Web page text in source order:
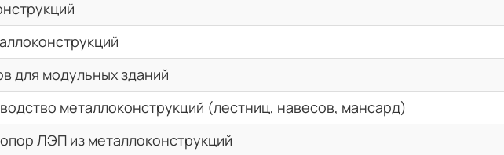
для модульных зданий
металлоконструкций (лестниц, навесов, мансард)
ЛЭП из металлоконструкций